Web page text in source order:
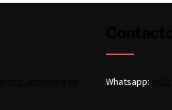
Whatsapp: